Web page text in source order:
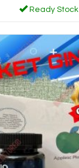
Ready Stock